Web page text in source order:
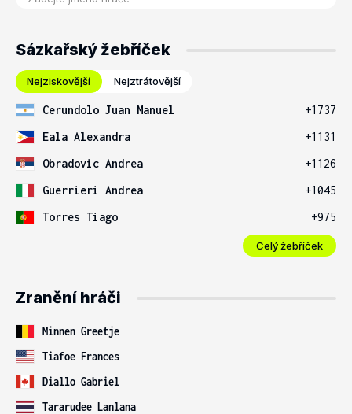
Sázkařský žebříček
Nejziskovější Nejztrátovější
Cerundolo Juan Manuel
+1737
Eala Alexandra
+1131
Obradovic Andrea
+1126
Guerrieri Andrea
+1045
Torres Tiago
+975
Celý žebříček
Zranění hráči
Minnen Greetje
Tiafoe Frances
Diallo Gabriel
Tararudee Lanlana